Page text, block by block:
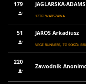
179 JAGLARSKA-
12TRI WARSZAWA
51 JAROS Arkadiusz
VEGE RUNNERS, TG SOKÓŁ
220
Zawodnik